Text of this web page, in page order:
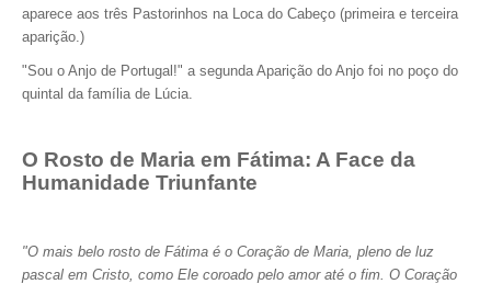
aparece aos três Pastorinhos na Loca do Cabeço (primeira e terceira
aparição.)
"Sou o Anjo de Portugal!" a segunda Aparição do Anjo foi no poço do
quintal da família de Lúcia.
O Rosto de Maria em Fátima: A Face da
Humanidade Triunfante
"O mais belo rosto de Fátima é o Coração de Maria, pleno de luz
pascal em Cristo, como Ele coroado pelo amor até o fim. O Coração